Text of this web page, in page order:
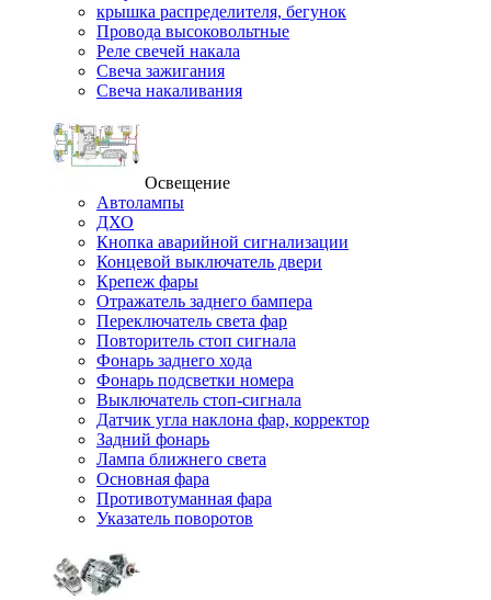
крышка распределителя, бегунок
Провода высоковольтные
Реле свечей накала
Свеча зажигания
Свеча накаливания
Освещение
Автолампы
ДХО
Кнопка аварийной сигнализации
Концевой выключатель двери
Крепеж фары
Отражатель заднего бампера
Переключатель света фар
Повторитель стоп сигнала
Фонарь заднего хода
Фонарь подсветки номера
Выключатель стоп-сигнала
Датчик угла наклона фар, корректор
Задний фонарь
Лампа ближнего света
Основная фара
Противотуманная фара
Указатель поворотов